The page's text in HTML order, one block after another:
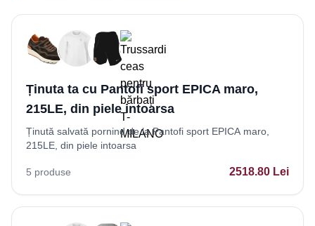
Ținuta ta cu Pantofi sport EPICA maro,
215LE, din piele intoarsa
Ținută salvată pornind de la Pantofi sport EPICA maro,
215LE, din piele intoarsa
5 produse 2518.80 Lei